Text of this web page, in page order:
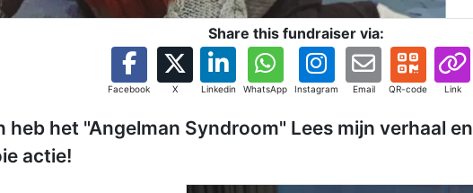
Share this fundraiser via:
Facebook X Linkedin WhatsApp Instagram Email QR-code Link
heb het "Angelman Syndroom" Lees mijn verhaal en
actie!